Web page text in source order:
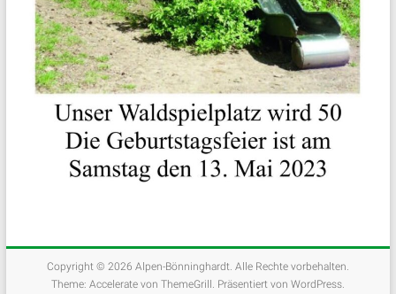
Copyright © 2026 Alpen-Bönninghardt. Alle Rechte vorbehalten.
Theme: Acceleratevon ThemeGrill. Präsentiert von WordPress.